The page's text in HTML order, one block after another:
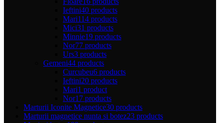
Ieftini40 products
Mari114 products
Mici31 products
Minnie19 products
Nor77 products
Urs3 products
Gemeni44 products
Curcubeu6 products
Ieftini20 products
Mari1 product
Nor17 products
Marturii Iconite Magnetice30 products
Marturii magnetice nunta si botez23 products